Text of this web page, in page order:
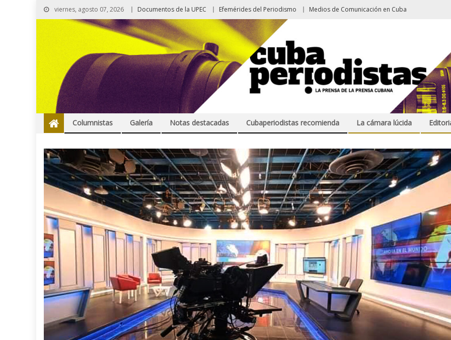
viernes, agosto 07, 2026 Documentos de la UPEC Efemérides del Periodismo Medios de Comunicación en Cuba
Columnistas Galería Notas destacadas Cubaperiodistas recomienda La cámara lúcida